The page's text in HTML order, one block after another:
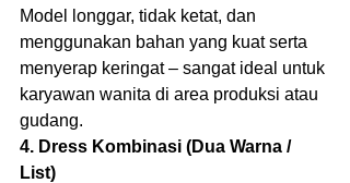
Model longgar, tidak ketat, dan
menggunakan bahan yang kuat serta
menyerap keringat – sangat ideal untuk
karyawan wanita di area produksi atau
gudang.
4. Dress Kombinasi (Dua Warna /
List)